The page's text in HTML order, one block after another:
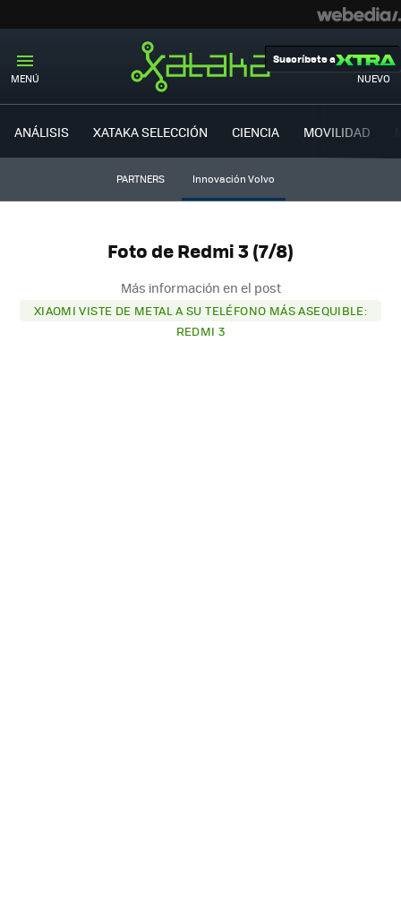
MENÚ NUEVO
Suscríbete a
ANÁLISIS XATAKA SELECCIÓN CIENCIA MOVILIDAD
PARTNERS Innovación Volvo
Foto de Redmi 3 (7/8)
Más información en el post
XIAOMI VISTE DE METAL A SU TELÉFONO MÁS ASEQUIBLE:
REDMI 3